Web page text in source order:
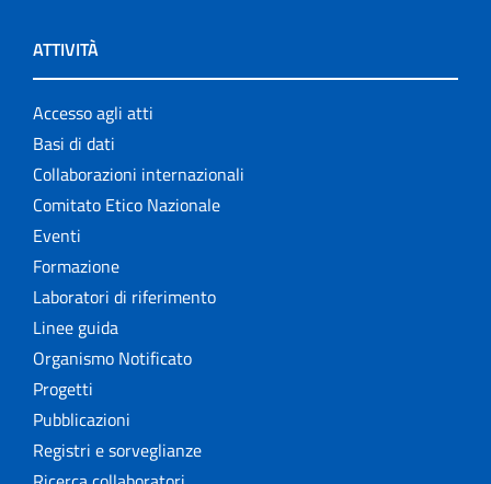
ATTIVITÀ
Accesso agli atti
Basi di dati
Collaborazioni internazionali
Comitato Etico Nazionale
Eventi
Formazione
Laboratori di riferimento
Linee guida
Organismo Notificato
Progetti
Pubblicazioni
Registri e sorveglianze